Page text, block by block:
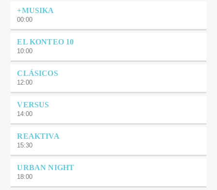
+MUSIKA
00:00
EL KONTEO 10
10:00
CLÁSICOS
12:00
VERSUS
14:00
REAKTIVA
15:30
URBAN NIGHT
18:00